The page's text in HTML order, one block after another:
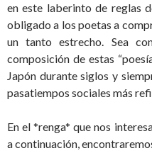
en este laberinto de reglas
obligado a los poetas a
un tanto estrecho. Sea
composición de estas
Japón durante siglos y
pasatiempos sociales más
En el *renga* que nos
a continuación,